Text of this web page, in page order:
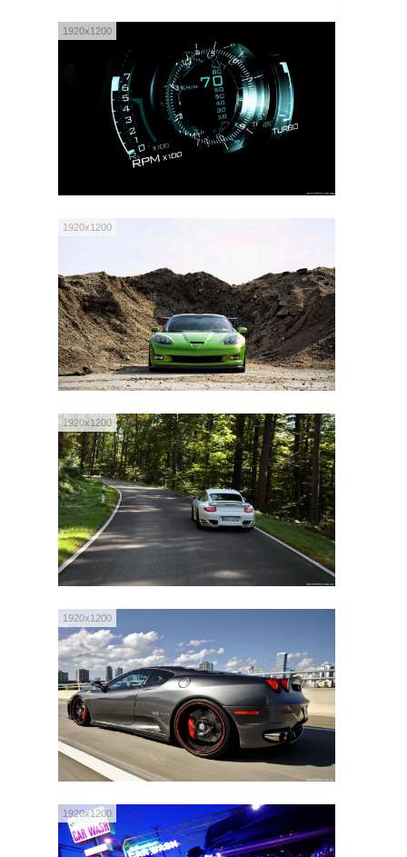
1920x1200
1920x1200
1920x1200
1920x1200
1920x1200